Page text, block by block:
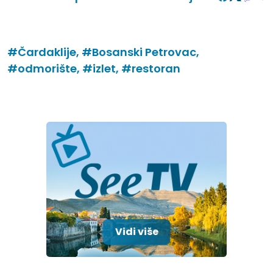
#Čardaklije, #Bosanski Petrovac,
#odmorište, #izlet, #restoran
Vidi više